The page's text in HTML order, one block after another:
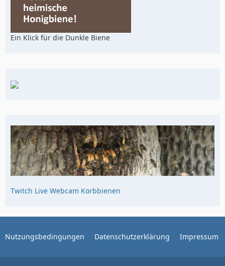
Ein Klick für die Dunkle Biene
Twitch Live Webcam Korbbienen
Nutzungsbedingungen Datenschutzerklärung Impressum